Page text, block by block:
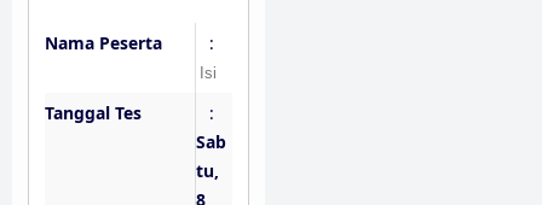
Nama Peserta :
Tanggal Tes
:
Sab
tu,
8